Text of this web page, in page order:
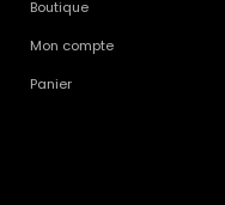
Boutique
Mon compte
Panier